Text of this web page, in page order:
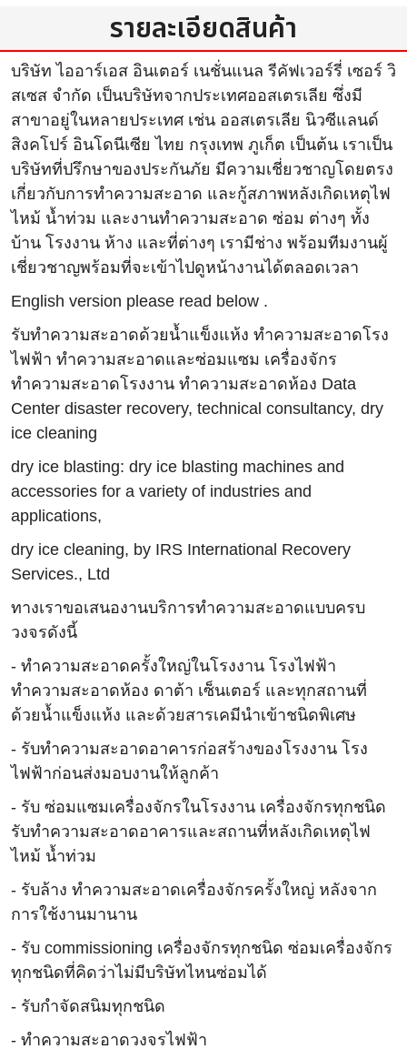
รายละเอียดสินค้า
บริษัท ไออาร์เอส อินเตอร์ เนชั่นแนล รีคัฟเวอร์รี่ เซอร์ วิ
สเซส จำกัด เป็นบริษัทจากประเทศออสเตรเลีย ซึ่งมี
สาขาอยู่ในหลายประเทศ เช่น ออสเตรเลีย นิวซีแลนด์
สิงคโปร์ อินโดนีเซีย ไทย กรุงเทพ ภูเก็ต เป็นต้น เราเป็น
บริษัทที่ปรึกษาของประกันภัย มีความเชี่ยวชาญโดยตรง
เกี่ยวกับการทำความสะอาด และกู้สภาพหลังเกิดเหตุไฟ
ไหม้ น้ำท่วม และงานทำความสะอาด ซ่อม ต่างๆ ทั้ง
บ้าน โรงงาน ห้าง และที่ต่างๆ เรามีช่าง พร้อมทีมงานผู้
เชี่ยวชาญพร้อมที่จะเข้าไปดูหน้างานได้ตลอดเวลา
English version please read below .
รับทำความสะอาดด้วยน้ำแข็งแห้ง ทำความสะอาดโรง
ไฟฟ้า ทำความสะอาดและซ่อมแซม เครื่องจักร
ทำความสะอาดโรงงาน ทำความสะอาดห้อง Data
Center disaster recovery, technical consultancy, dry
ice cleaning
dry ice blasting: dry ice blasting machines and
accessories for a variety of industries and
applications,
dry ice cleaning, by IRS International Recovery
Services., Ltd
ทางเราขอเสนองานบริการทำความสะอาดแบบครบ
วงจรดังนี้
- ทำความสะอาดครั้งใหญ่ในโรงงาน โรงไฟฟ้า
ทำความสะอาดห้อง ดาต้า เซ็นเตอร์ และทุกสถานที่
ด้วยน้ำแข็งแห้ง และด้วยสารเคมีนำเข้าชนิดพิเศษ
- รับทำความสะอาดอาคารก่อสร้างของโรงงาน โรง
ไฟฟ้าก่อนส่งมอบงานให้ลูกค้า
- รับ ซ่อมแซมเครื่องจักรในโรงงาน เครื่องจักรทุกชนิด
รับทำความสะอาดอาคารและสถานที่หลังเกิดเหตุไฟ
ไหม้ น้ำท่วม
- รับล้าง ทำความสะอาดเครื่องจักรครั้งใหญ่ หลังจาก
การใช้งานมานาน
- รับ commissioning เครื่องจักรทุกชนิด ซ่อมเครื่องจักร
ทุกชนิดที่คิดว่าไม่มีบริษัทไหนซ่อมได้
- รับกำจัดสนิมทุกชนิด
- ทำความสะอาดวงจรไฟฟ้า